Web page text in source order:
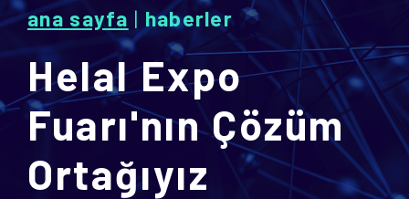
ana sayfa | haberler
Helal Expo
Fuarı'nın Çözüm
Ortağıyız